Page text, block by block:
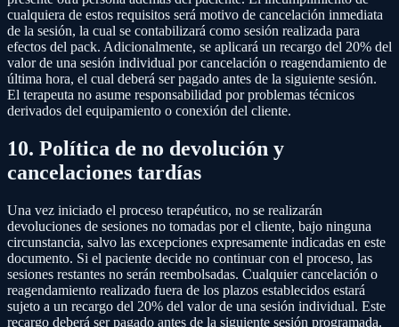
cualquiera de estos requisitos será motivo de cancelación inmediata
de la sesión, la cual se contabilizará como sesión realizada para
efectos del pack. Adicionalmente, se aplicará un recargo del 20% del
valor de una sesión individual por cancelación o reagendamiento de
última hora, el cual deberá ser pagado antes de la siguiente sesión.
El terapeuta no asume responsabilidad por problemas técnicos
derivados del equipamiento o conexión del cliente.
10. Política de no devolución y
cancelaciones tardías
Una vez iniciado el proceso terapéutico, no se realizarán
devoluciones de sesiones no tomadas por el cliente, bajo ninguna
circunstancia, salvo las excepciones expresamente indicadas en este
documento. Si el paciente decide no continuar con el proceso, las
sesiones restantes no serán reembolsadas. Cualquier cancelación o
reagendamiento realizado fuera de los plazos establecidos estará
sujeto a un recargo del 20% del valor de una sesión individual. Este
recargo deberá ser pagado antes de la siguiente sesión programada.